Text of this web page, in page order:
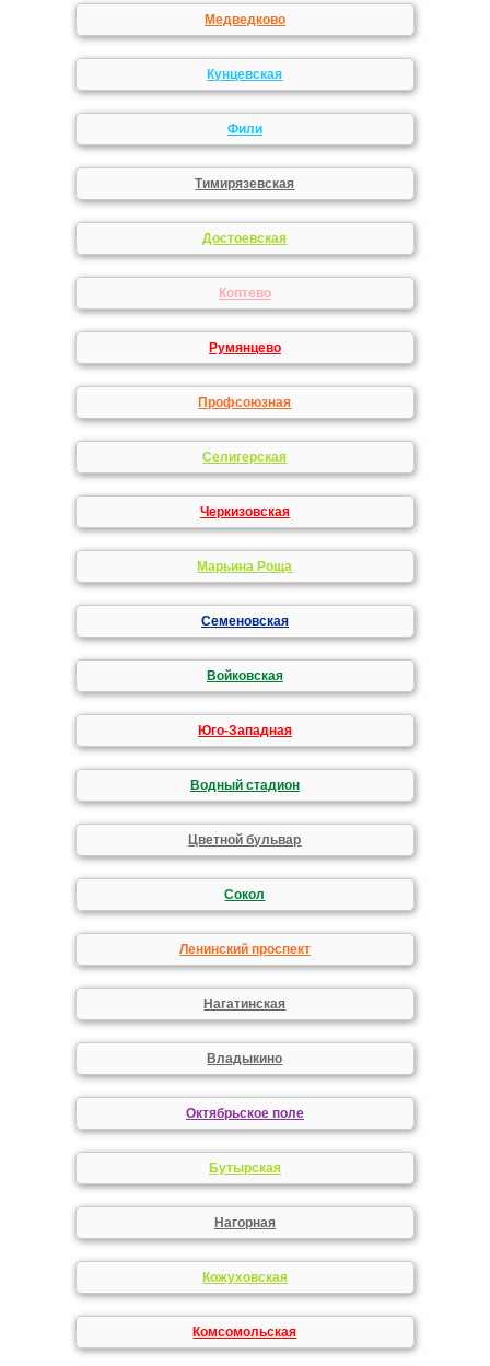
Медведково
Кунцевская
Фили
Тимирязевская
Достоевская
Коптево
Румянцево
Профсоюзная
Селигерская
Черкизовская
Марьина Роща
Семеновская
Войковская
Юго-Западная
Водный стадион
Цветной бульвар
Сокол
Ленинский проспект
Нагатинская
Владыкино
Октябрьское поле
Бутырская
Нагорная
Кожуховская
Комсомольская